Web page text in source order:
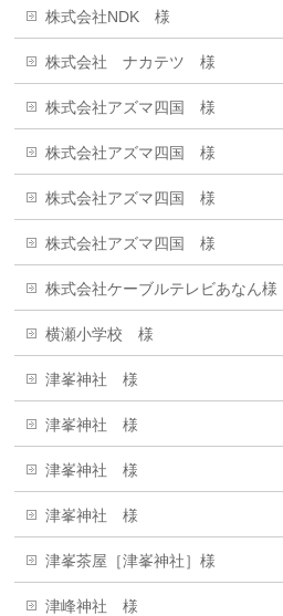
株式会社NDK 様
株式会社 ナカテツ 様
株式会社アズマ四国 様
株式会社アズマ四国 様
株式会社アズマ四国 様
株式会社アズマ四国 様
株式会社ケーブルテレビあなん様
横瀬小学校 様
津峯神社 様
津峯神社 様
津峯神社 様
津峯神社 様
津峯茶屋［津峯神社］様
津峰神社 様